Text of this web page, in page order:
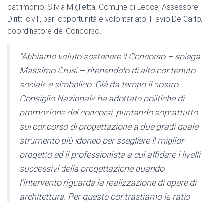
patrimonio; Silvia Miglietta, Comune di Lecce, Assessore
Diritti civili, pari opportunità e volontariato; Flavio De Carlo,
coordinatore del Concorso.
“Abbiamo voluto sostenere il Concorso – spiega
Massimo Crusi – ritenendolo di alto contenuto
sociale e simbolico. Già da tempo il nostro
Consiglio Nazionale ha adottato politiche di
promozione dei concorsi, puntando soprattutto
sul concorso di progettazione a due gradi quale
strumento più idoneo per scegliere il miglior
progetto ed il professionista a cui affidare i livelli
successivi della progettazione quando
l’intervento riguarda la realizzazione di opere di
architettura. Per questo contrastiamo la ratio